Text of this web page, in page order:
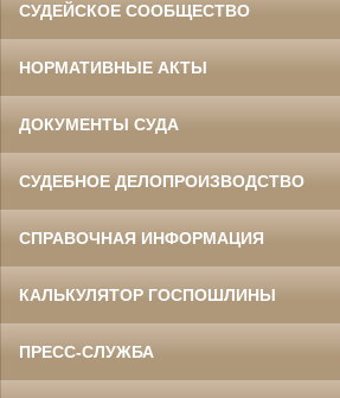
СУДЕЙСКОЕ СООБЩЕСТВО
НОРМАТИВНЫЕ АКТЫ
ДОКУМЕНТЫ СУДА
СУДЕБНОЕ ДЕЛОПРОИЗВОДСТВО
СПРАВОЧНАЯ ИНФОРМАЦИЯ
КАЛЬКУЛЯТОР ГОСПОШЛИНЫ
ПРЕСС-СЛУЖБА